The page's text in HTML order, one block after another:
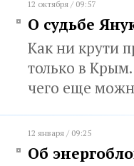
12 октября / 09:57
О судьбе
Как ни крути
только в
чего еще
12 января / 09:25
Об